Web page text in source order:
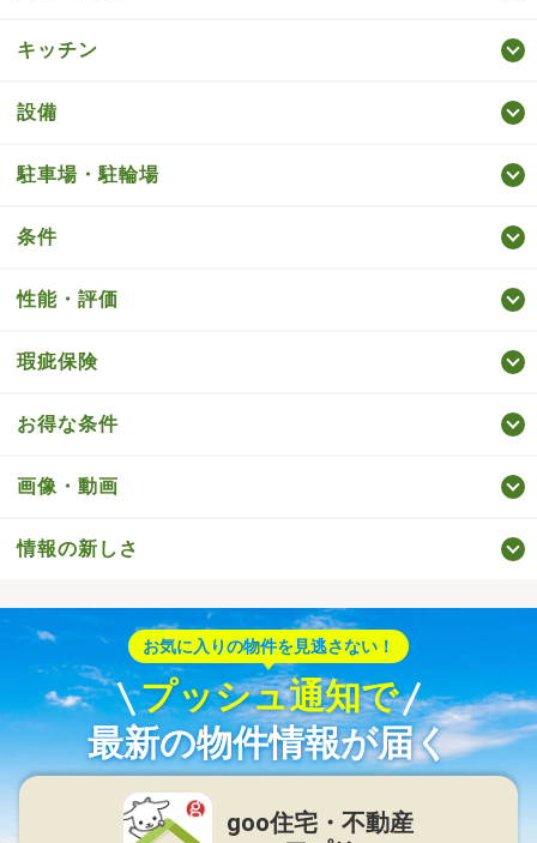
キッチン
設備
駐車場・駐輪場
条件
性能・評価
瑕疵保険
お得な条件
画像・動画
情報の新しさ
お気に入りの物件を見逃さない！
プッシュ通知で
最新の物件情報が届く
goo住宅・不動産